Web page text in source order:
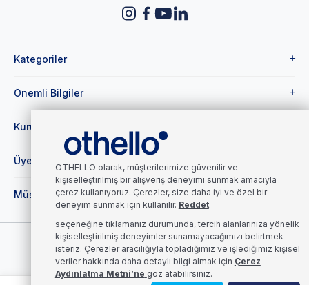
0
Kategoriler
Önemli Bilgiler
Kurumsal
Üye
Müşteri Hizmetleri
©2025 OTHELLO, Tarafından Tüm Haklar Saklıdır.
OTHELLO olarak, müşterilerimize güvenilir ve
kişiselleştirilmiş bir alışveriş deneyimi sunmak amacıyla
çerez kullanıyoruz. Çerezler, size daha iyi ve özel bir
deneyim sunmak için kullanılır. Reddet
seçeneğine tıklamanız durumunda, tercih alanlarınıza yönelik
kişiselleştirilmiş deneyimler sunamayacağımızı belirtmek
isteriz. Çerezler aracılığıyla topladığımız ve işlediğimiz kişisel
veriler hakkında daha detaylı bilgi almak için Çerez
Aydınlatma Metni’ne göz atabilirsiniz.